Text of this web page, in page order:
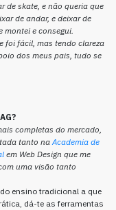
de skate, e não queria que
de andar, e deixar de
montei e consegui.
foi fácil, mas tendo clareza
dos meus pais, tudo se
completas do mercado,
tanto naAcademia de
em Web Design que me
uma visão tanto
ensino tradicional a que
dá-te as ferramentas